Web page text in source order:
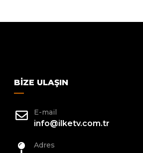
BIZE ULAŞIN
E-mail
info@ilketv.com.tr
Adres